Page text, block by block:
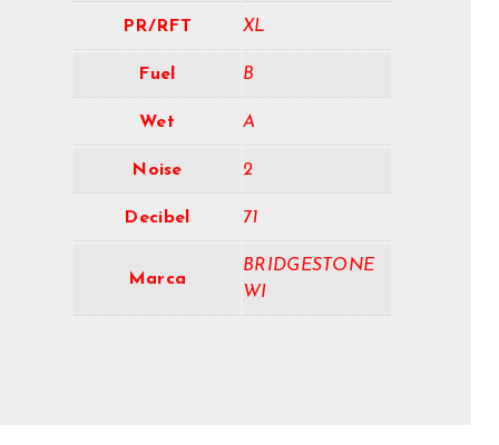
PR/RFT XL
Fuel B
Wet A
Noise 2
Decibel 71
Marca
BRIDGESTONE
WI